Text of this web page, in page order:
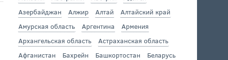
Азербайджан
Алжир Алтай
Алтайский край
Амурская область
Аргентина
Армения
Архангельская область
Астраханская область
Афганистан
Бахрейн Башкортостан
Беларусь